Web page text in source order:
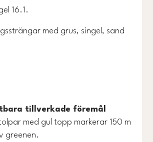
16.1.
med grus, singel, sand
tillverkade föremål
med gul topp markerar 150 m
greenen.